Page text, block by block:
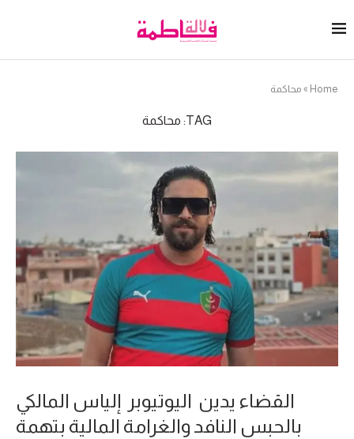
Home
» محاكمة
TAG: محاكمة
القضاء يدين اليوتيوبر إلياس المالكي
بالحبس النافد والغرامة المالية بتهمة